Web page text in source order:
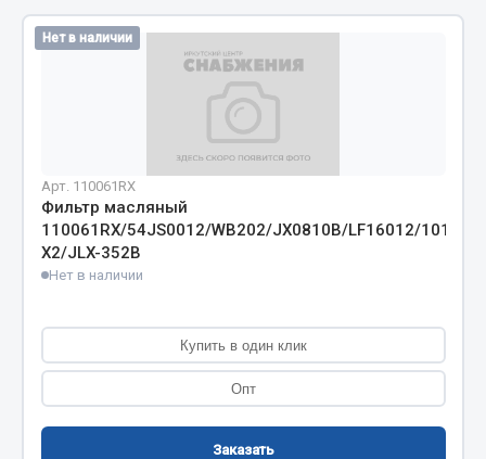
Показать ещё
Camozzi
Адаптеры и переходники
Тройники
Трубки, муфты, гайки
Штуцеры
Нет в наличии
Арт. 110061RX
Фильтр масляный
110061RX/54JS0012/WB202/JX0810B/LF16012/
X2/JLX-352B
Нет в наличии
Купить в один клик
Опт
Заказать